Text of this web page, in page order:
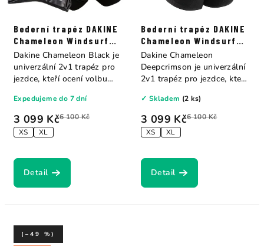
Bederní trapéz DAKINE
Chameleon Windsurf
Harness Black
3 099 Kč6 100 Kč
XS XL
Expedujeme do 7 dní
Detail
Dakine Chameleon Black je
univerzální 2v1 trapéz pro
jezdce, kteří ocení volbu
Bederní trapéz DAKINE
Chameleon Windsurf
Harness Deepcrimson
3 099 Kč6 100 Kč
XS XL
✓ Skladem (2 ks)
Detail
Dakine Chameleon
Deepcrimson je univerzální
2v1 trapéz pro jezdce, kteří
(–49 %)